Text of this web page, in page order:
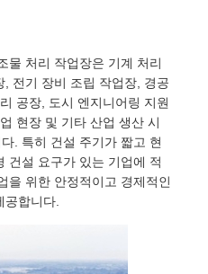
물 처리 작업장은 기계 처리
전기 장비 조립 작업장, 경공
공장, 도시 엔지니어링 지원
현장 및 기타 산업 생산 시
. 특히 건설 주기가 짧고 현
건설 요구가 있는 기업에 적
을 위한 안정적이고 경제적인
합니다.